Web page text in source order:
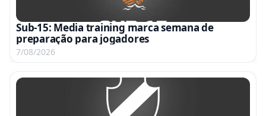
Sub-15: Media training marca semana de
preparação para jogadores
7/08/2026